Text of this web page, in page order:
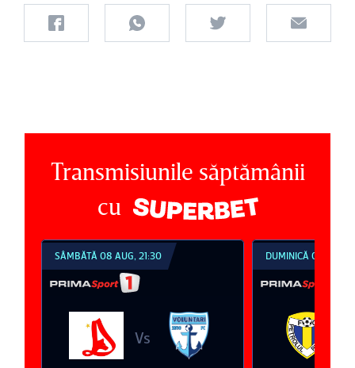
Transmisiunile săptămânii
cu
SÂMBĂTĂ 08 AUG, 21:30
Vs
DUMINICĂ 09 AUG,